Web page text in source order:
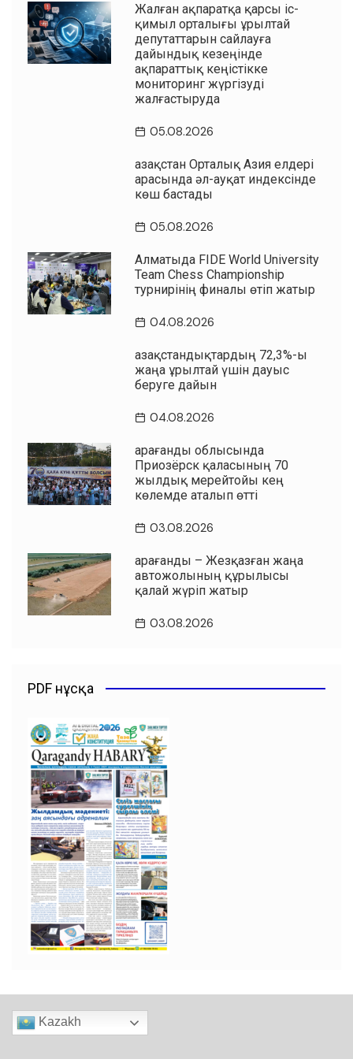
Жалған ақпаратқа қарсы іс-
қимыл орталығы Құрылтай
депутаттарын сайлауға
дайындық кезеңінде
ақпараттық кеңістікке
мониторинг жүргізуді
жалғастыруда
05.08.2026
Қазақстан Орталық Азия елдері
арасында әл-ауқат индексінде
көш бастады
05.08.2026
Алматыда FIDE World University
Team Chess Championship
турнирінің финалы өтіп жатыр
04.08.2026
Қазақстандықтардың 72,3%-ы
жаңа Құрылтай үшін дауыс
беруге дайын
04.08.2026
Қарағанды облысында
Приозёрск қаласының 70
жылдық мерейтойы кең
көлемде аталып өтті
03.08.2026
Қарағанды – Жезқазған жаңа
автожолының құрылысы
қалай жүріп жатыр
03.08.2026
PDF нұсқа
Kazakh